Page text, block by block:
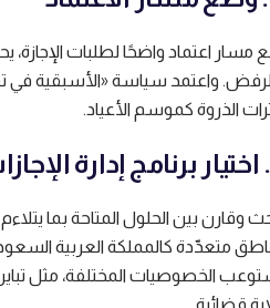
مسار اعتماد واضحًا لطلبات الإجازة،
واعتمد سياسة «الأسبقية
الذروة كموسم الأعياد.
وقارن بين الحلول المتاحة بما
متعدّدة كالمملكة العربية
الخصوصيات المختلفة، مثل
قضائية.